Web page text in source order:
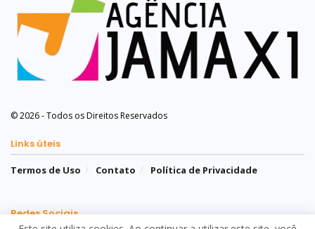
© 2026 - Todos os Direitos Reservados
Links úteis
Termos de Uso Contato Política de Privacidade
Redes Sociais